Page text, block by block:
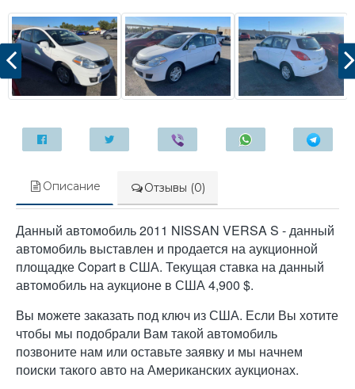
Описание Отзывы (0)
Данный автомобиль 2011 NISSAN VERSA S - данный
автомобиль выставлен и продается на аукционной
площадке Copart в США. Текущая ставка на данный
автомобиль на аукционе в США 4,900 $.
Вы можете заказать под ключ из США. Если Вы хотите
чтобы мы подобрали Вам такой автомобиль
позвоните нам или оставьте заявку и мы начнем
поиски такого авто на Американских аукционах.